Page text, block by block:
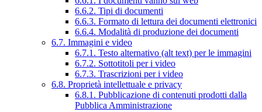
6.6.2. Tipi di documenti
6.6.3. Formato di lettura dei documenti elettronici
6.6.4. Modalità di produzione dei documenti
6.7. Immagini e video
6.7.1. Testo alternativo (alt text) per le immagini
6.7.2. Sottotitoli per i video
6.7.3. Trascrizioni per i video
6.8. Proprietà intellettuale e privacy
6.8.1. Pubblicazione di contenuti prodotti dalla
Pubblica Amministrazione